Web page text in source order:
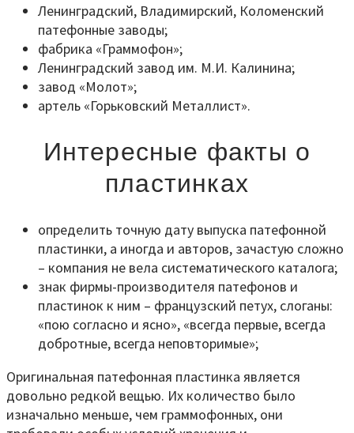
Ленинградский, Владимирский, Коломенский
патефонные заводы;
фабрика «Граммофон»;
Ленинградский завод им. М.И. Калинина;
завод «Молот»;
артель «Горьковский Металлист».
Интересные факты о
пластинках
определить точную дату выпуска патефонной
пластинки, а иногда и авторов, зачастую сложно
– компания не вела систематического каталога;
знак фирмы-производителя патефонов и
пластинок к ним – французский петух, слоганы:
«пою согласно и ясно», «всегда первые, всегда
добротные, всегда неповторимые»;
Оригинальная патефонная пластинка является
довольно редкой вещью. Их количество было
изначально меньше, чем граммофонных, они